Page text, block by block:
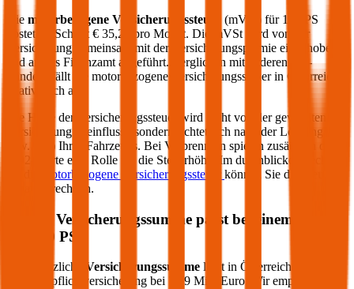
Die motorbezogene Versicherungssteuer (mVSt) für 140
PS
kostet im Schnitt € 35,28
pro Monat. Die mVSt wird von der
Versicherung gemeinsam mit der Versicherungsprämie eingehoben
und an das Finanzamt abgeführt. Verglichen mit anderen EU-
Ländern fällt die motorbezogene Versicherungssteuer in Österreich
relativ hoch aus.
Die Höhe der Versicherungssteuer wird nicht von der gewählten
Versicherung beeinflusst, sondern richtet sich nach der Leistung (PS
bzw. kW) Ihres Fahrzeugs. Bei Verbrennern spielen zusätzlich die
CO2-Werte eine Rolle für die Steuerhöhe. Im durchblicker Rechner
motorbezogene Versicherungssteuer können Sie die Steuer
genau berechnen.
Welche Versicherungssumme passt bei einem PKW
140 PS?
Die gesetzliche Versicherungssumme liegt in Österreich bei der
Kfz-Haftpflichtversicherung bei 7,79 Mio. Euro. Wir empfehlen für